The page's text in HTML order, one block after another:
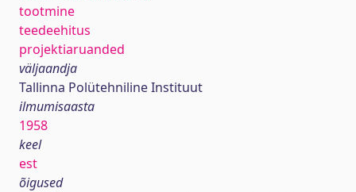
tootmine
teedeehitus
projektiaruanded
väljaandja
Tallinna Polütehniline Instituut
ilmumisaasta
1958
keel
est
õigused